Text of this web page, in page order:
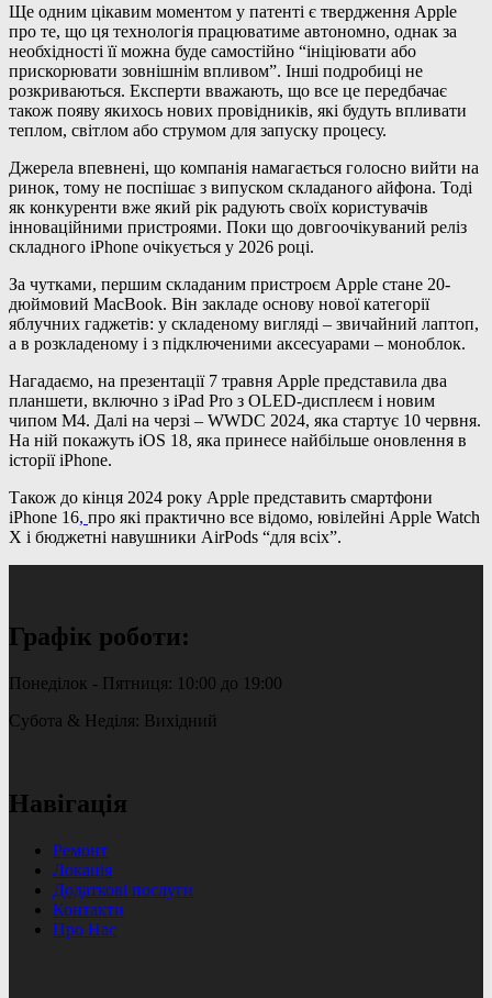
Ще одним цікавим моментом у патенті є твердження Apple
про те, що ця технологія працюватиме автономно, однак за
необхідності її можна буде самостійно “ініціювати або
прискорювати зовнішнім впливом”. Інші подробиці не
розкриваються. Експерти вважають, що все це передбачає
також появу якихось нових провідників, які будуть впливати
теплом, світлом або струмом для запуску процесу.
Джерела впевнені, що компанія намагається голосно вийти на
ринок, тому не поспішає з випуском складаного айфона. Тоді
як конкуренти вже який рік радують своїх користувачів
інноваційними пристроями. Поки що довгоочікуваний реліз
складного iPhone очікується у 2026 році.
За чутками, першим складаним пристроєм Apple стане 20-
дюймовий MacBook. Він закладе основу нової категорії
яблучних гаджетів: у складеному вигляді – звичайний лаптоп,
а в розкладеному і з підключеними аксесуарами – моноблок.
Нагадаємо, на презентації 7 травня Apple представила два
планшети, включно з iPad Pro з OLED-дисплеєм і новим
чипом M4. Далі на черзі – WWDC 2024, яка стартує 10 червня.
На ній покажуть iOS 18, яка принесе найбільше оновлення в
історії iPhone.
Також до кінця 2024 року Apple представить смартфони
iPhone 16, про які практично все відомо, ювілейні Apple Watch
X і бюджетні навушники AirPods “для всіх”.
Графік роботи:
Понеділок - Пятниця: 10:00 до 19:00
Субота & Неділя: Вихідний
Навігація
Ремонт
Локація
Додаткові послуги
Контакти
Про Нас